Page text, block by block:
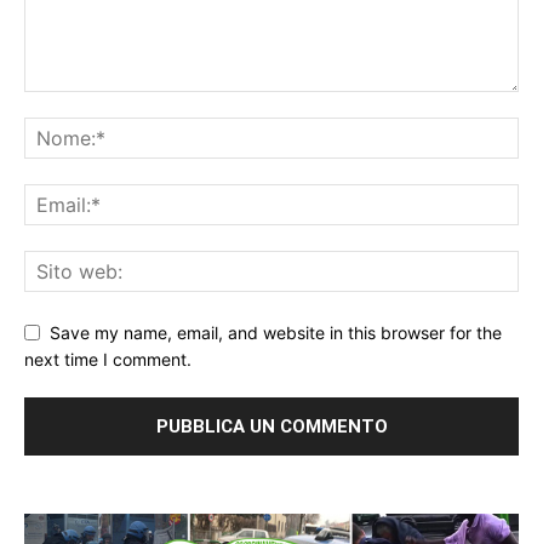
Save my name, email, and website in this browser for the
next time I comment.